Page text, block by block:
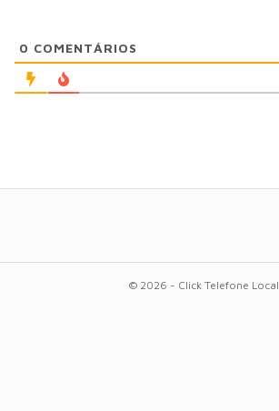
0 COMENTÁRIOS
© 2026 - Click Telefone Local